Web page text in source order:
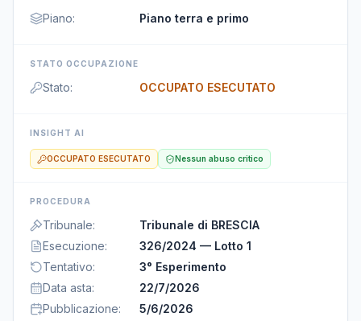
Piano: Piano terra e primo
STATO OCCUPAZIONE
Stato: OCCUPATO ESECUTATO
INSIGHT AI
OCCUPATO ESECUTATO Nessun abuso critico
PROCEDURA
Tribunale:
Tribunale di BRESCIA
Esecuzione:
326/2024 — Lotto 1
Tentativo:
3° Esperimento
Data asta:
22/7/2026
Pubblicazione:
5/6/2026